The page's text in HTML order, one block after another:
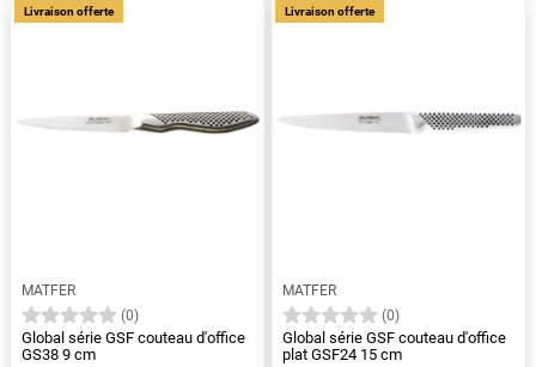
MATFER
(0)
Global série GSF couteau d'office
GS38 9 cm
Livraison offerte
MATFER
(0)
Global série GSF couteau d'office
plat GSF24 15 cm
Livraison offerte